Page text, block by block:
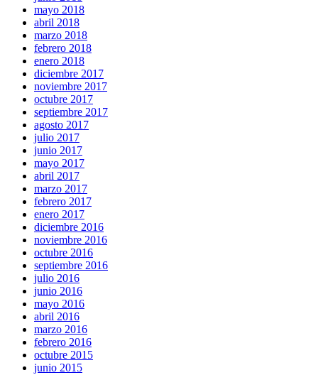
mayo 2018
abril 2018
marzo 2018
febrero 2018
enero 2018
diciembre 2017
noviembre 2017
octubre 2017
septiembre 2017
agosto 2017
julio 2017
junio 2017
mayo 2017
abril 2017
marzo 2017
febrero 2017
enero 2017
diciembre 2016
noviembre 2016
octubre 2016
septiembre 2016
julio 2016
junio 2016
mayo 2016
abril 2016
marzo 2016
febrero 2016
octubre 2015
junio 2015